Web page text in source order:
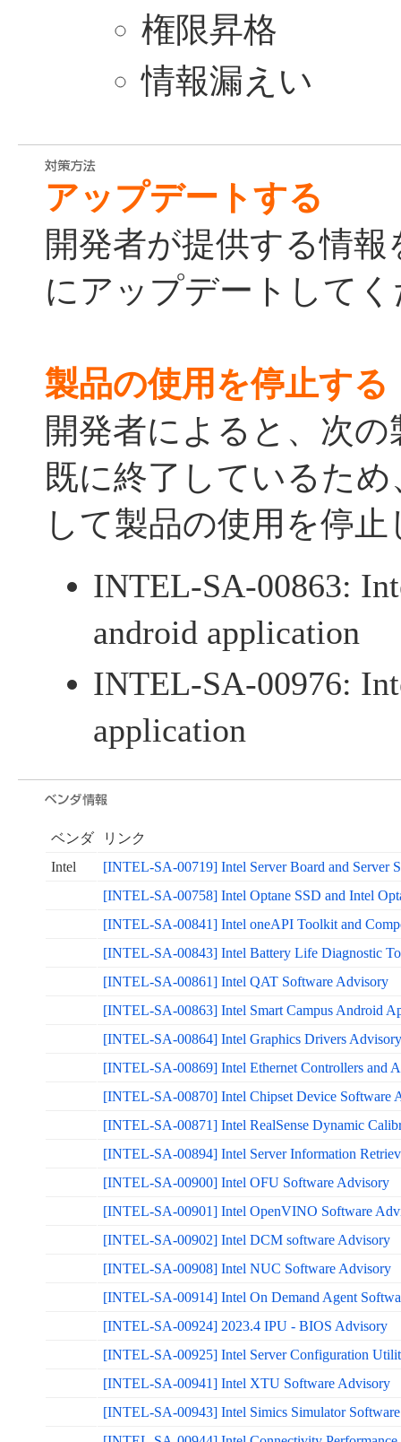
権限昇格
情報漏えい
アップデートする
開発者が提供する情
にアップデートして
製品の使用を停止する
開発者によると、次
既に終了しているた
して製品の使用を停
INTEL-SA-00863:
android application
INTEL-SA-00976:
application
ベンダ
リンク
Intel
[INTEL-SA-00719] Intel Server Board and Server
[INTEL-SA-00758] Intel Optane SSD and Intel
[INTEL-SA-00841] Intel oneAPI Toolkit and
[INTEL-SA-00843] Intel Battery Life Diagnostic
[INTEL-SA-00861] Intel QAT Software Advisory
[INTEL-SA-00863] Intel Smart Campus Android
[INTEL-SA-00864] Intel Graphics Drivers Advisory
[INTEL-SA-00869] Intel Ethernet Controllers and
[INTEL-SA-00870] Intel Chipset Device Software
[INTEL-SA-00871] Intel RealSense Dynamic
[INTEL-SA-00894] Intel Server Information
[INTEL-SA-00900] Intel OFU Software Advisory
[INTEL-SA-00901] Intel OpenVINO Software
[INTEL-SA-00902] Intel DCM software Advisory
[INTEL-SA-00908] Intel NUC Software Advisory
[INTEL-SA-00914] Intel On Demand Agent
[INTEL-SA-00924] 2023.4 IPU - BIOS Advisory
[INTEL-SA-00925] Intel Server Configuration
[INTEL-SA-00941] Intel XTU Software Advisory
[INTEL-SA-00943] Intel Simics Simulator